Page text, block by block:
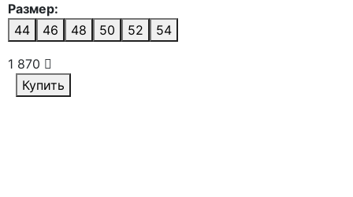
Размер:
44
46 48 50 52 54
1 870
Купить